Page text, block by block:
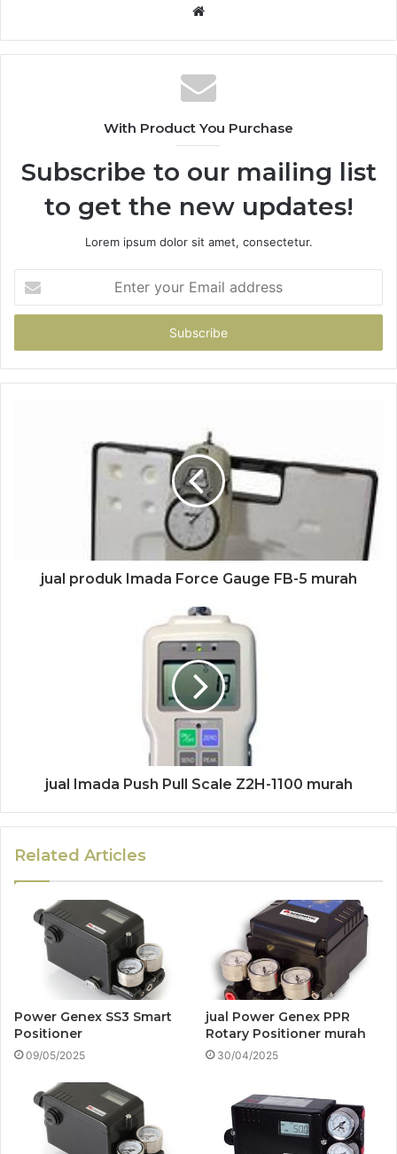
Website
With Product You Purchase
Subscribe to our mailing list
to get the new updates!
Lorem ipsum dolor sit amet, consectetur.
your
Email
jual produk Imada Force Gauge FB-5 murah
jual Imada Push Pull Scale Z2H-1100 murah
Related Articles
Power Genex SS3 Smart
Positioner
09/05/2025
jual Power Genex PPR
Rotary Positioner murah
30/04/2025